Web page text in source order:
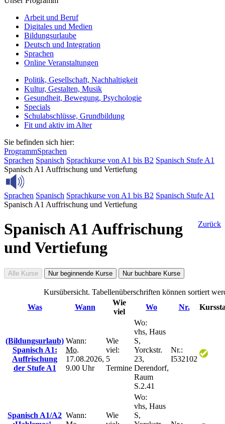
Arbeit und Beruf
Digitales und Medien
Bildungsurlaube
Deutsch und Integration
Sprachen
Online Veranstaltungen
Politik, Gesellschaft, Nachhaltigkeit
Kultur, Gestalten, Musik
Gesundheit, Bewegung, Psychologie
Specials
Schulabschlüsse, Grundbildung
Fit und aktiv im Alter
Sie befinden sich hier:
ProgrammSprachen
Sprachen Spanisch Sprachkurse von A1 bis B2 Spanisch Stufe A1
Spanisch A1 Auffrischung und Vertiefung
Sprachen Spanisch Sprachkurse von A1 bis B2 Spanisch Stufe A1
Spanisch A1 Auffrischung und Vertiefung
Zurück
Spanisch A1 Auffrischung
und Vertiefung
Alle Kurse Nur beginnende Kurse Nur buchbare Kurse
Kursübersicht. Tabellenüberschriften können sortiert
Was
Wann
Wie
viel
Wo Nr.
(Bildungsurlaub)
Spanisch A1:
Auffrischung
der Stufe A1
Wann:
Mo.
17.08.2026,
9.00 Uhr
Wie
viel:
5
Termine
Wo:
vhs, Haus
S,
Yorckstr.
23,
Derendorf,
Raum
S.2.41
Nr.:
I532102
Spanisch A1/A2 Wann:
Wie
Wo:
vhs, Haus
S,